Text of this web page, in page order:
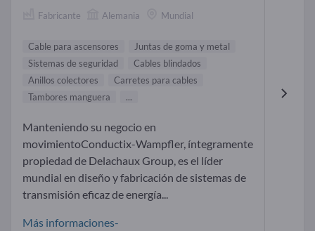
Fabricante Alemania Mundial
Cable para ascensores
Juntas de goma y metal
Sistemas de seguridad
Cables blindados
Anillos colectores
Carretes para cables
Tambores manguera
...
Manteniendo su negocio en
movimientoConductix-Wampfler, íntegramente
propiedad de Delachaux Group, es el líder
mundial en diseño y fabricación de sistemas de
transmisión eficaz de energía...
Más informaciones-